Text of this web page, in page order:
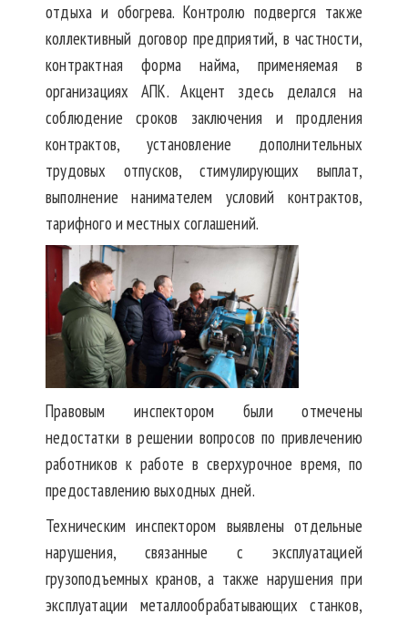
отдыха и обогрева. Контролю подвергся также
коллективный договор предприятий, в частности,
контрактная форма найма, применяемая в
организациях АПК. Акцент здесь делался на
соблюдение сроков заключения и продления
контрактов, установление дополнительных
трудовых отпусков, стимулирующих выплат,
выполнение нанимателем условий контрактов,
тарифного и местных соглашений.
Правовым инспектором были отмечены
недостатки в решении вопросов по привлечению
работников к работе в сверхурочное время, по
предоставлению выходных дней.
Техническим инспектором выявлены отдельные
нарушения, связанные с эксплуатацией
грузоподъемных кранов, а также нарушения при
эксплуатации металлообрабатывающих станков,